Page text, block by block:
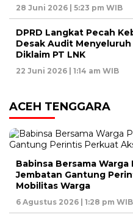
28 Juni 2026 | 5:23 pm WIB
DPRD Langkat Pecah
Desak Audit
Diklaim PT LNK
22 Juni 2026 | 1:14 am WIB
ACEH TENGGARA
Babinsa Bersama Warga
Jembatan Gantung
Mobilitas Warga
6 Agustus 2026 | 1:28 pm WIB